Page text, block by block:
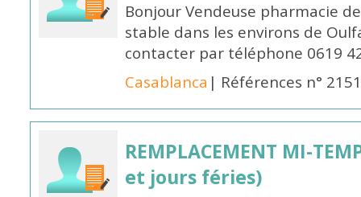
Bonjour Vendeuse pharmacie
stable dans les environs de
contacter par téléphone 0619
Casablanca | Références n°
REMPLACEMENT MI-
et jours féries)